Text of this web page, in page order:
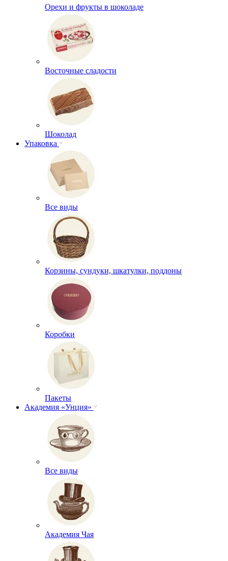
Орехи и фрукты в шоколаде
Восточные сладости
Шоколад
Упаковка
Все виды
Корзины, сундуки, шкатулки, поддоны
Коробки
Пакеты
Академия «Унция»
Все виды
Академия Чая